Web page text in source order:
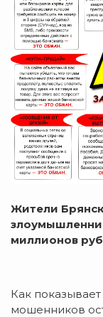
Жители
миллионов
Как
мошенников